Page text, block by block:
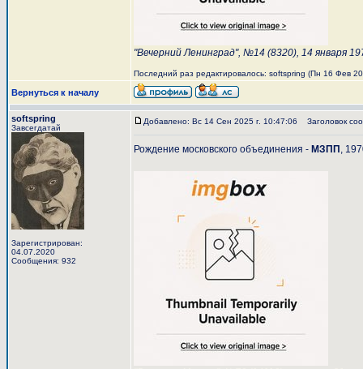
"Вечерний Ленинград", №14 (8320), 14 января
Последний раз редактировалось: softspring (Пн 16 Фев
Вернуться к началу
softspring
Завсегдатай
Зарегистрирован:
04.07.2020
Сообщения: 932
Добавлено: Вс 14 Сен 2025 г. 10:47:06 Заголовок
Рождение московского объединения - МЗПП ,